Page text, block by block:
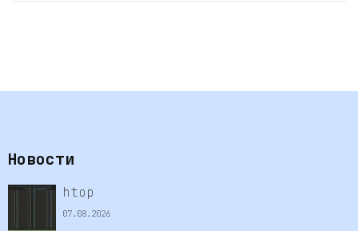
Новости
htop
07.08.2026